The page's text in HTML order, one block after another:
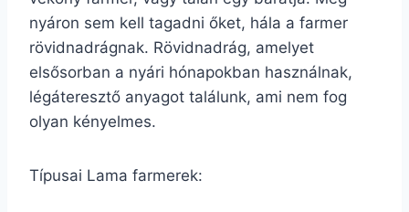
nyáron sem kell tagadni őket, hála a farmer
rövidnadrágnak. Rövidnadrág, amelyet
elsősorban a nyári hónapokban használnak,
légáteresztő anyagot találunk, ami nem fog
olyan kényelmes.
Típusai Lama farmerek: